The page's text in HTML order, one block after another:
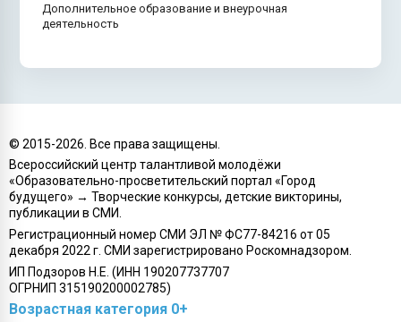
Дополнительное образование и внеурочная
деятельность
© 2015-2026 . Все права защищены.
Всероссийский центр талантливой молодёжи
«Образовательно-просветительский портал «Город
будущего» → Творческие конкурсы, детские викторины,
публикации в СМИ.
Регистрационный номер СМИ ЭЛ № ФС77-84216 от 05
декабря 2022 г. СМИ зарегистрировано Роскомнадзором.
ИП Подзоров Н.Е. (ИНН 190207737707
ОГРНИП 315190200002785)
Возрастная категория 0+